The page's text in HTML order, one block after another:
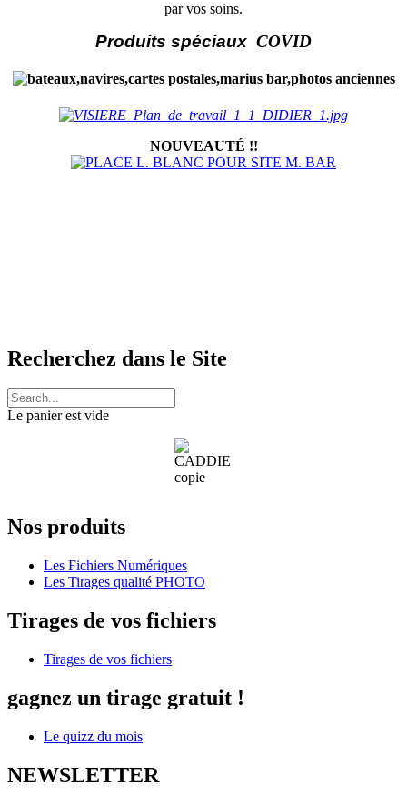
par vos soins.
Produits spéciaux COVID
NOUVEAUTÉ !!
Recherchez dans le Site
Le panier est vide
Nos produits
Les Fichiers Numériques
Les Tirages qualité PHOTO
Tirages de vos fichiers
Tirages de vos fichiers
gagnez un tirage gratuit !
Le quizz du mois
NEWSLETTER